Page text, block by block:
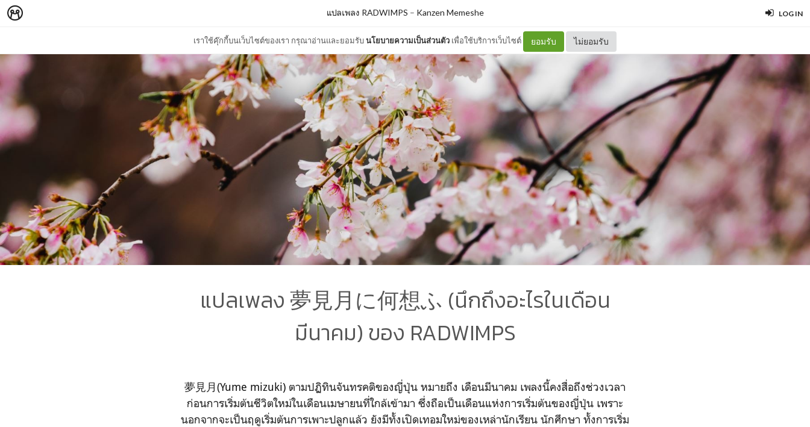
LOG IN
เราใช้คุ๊กกี้บนเว็บไซต์ของเรา กรุณาอ่านและยอมรับนโยบายความเป็นส่วนตัว เพื่อใช้บริการเว็บไซต์ ยอมรับ ไม่ยอมรับ
แปลเพลง RADWIMPS – Kanzen Memeshe
แปลเพลง 夢見月に何想ふ (นึกถึงอะไรในเดือน
มีนาคม) ของ RADWIMPS
夢見月(Yume mizuki) ตามปฏิทินจันทรคติของญี่ปุ่น หมายถึง เดือนมีนาคม เพลงนี้คงสื่อถึงช่วงเวลา
ก่อนการเริ่มต้นชีวิตใหม่ในเดือนเมษายนที่ใกล้เข้ามา ซึ่งถือเป็นเดือนแห่งการเริ่มต้นของญี่ปุ่น เพราะ
นอกจากจะเป็นฤดูเริ่มต้นการเพาะปลูกแล้ว ยังมีทั้งเปิดเทอมใหม่ของเหล่านักเรียน นักศึกษา ทั้งการเริ่ม